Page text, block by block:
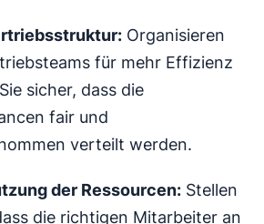
Organisieren
für mehr Effizienz
sicher, dass die
fair und
verteilt werden.
der Ressourcen: Stellen
die richtigen Mitarbeiter an